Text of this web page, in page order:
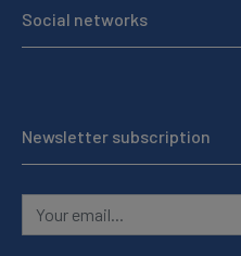
Social networks
Newsletter subscription